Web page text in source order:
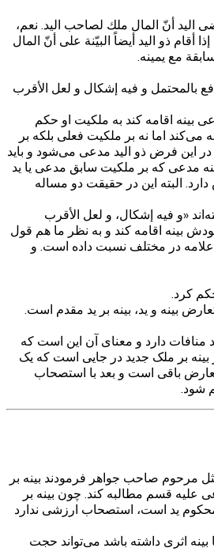
اليد أنّ المال ملك لصاحب اليد. نعم،
ذو اليد أيضاً البيّنة على أنّ المال
مع يمينه.
بالمحتمل‌ و فيه إشكال و لعل الأقرب
اقامه کند به ملکیت او حکم
اما نه بر ملکیت فعلی بلکه بر
فرض ذو الید مدعی می‌شود و باید
مدعی که بر ملکیت سابق مدعی یا ید
البته این در حقیقت دو مساله
«و فيه إشكال، و لعل الأقرب
بینه اقامه کند و به نظر ما هم قول
در مختلف نسبت داده است. و
کرد.
بینه و ید، بینه بر ید مقدم است.
منافات دارد و معنای آن این است که
بینه بر ملک جدید در جایی است که یک
باقی است و بعد با استصحاب
شود.
مرحوم صاحب جواهر فرمودند بینه بر
علیه قسم مطالبه کند. چون بینه بر
ید است، استصحاب ارزشی ندارد
اثری داشته باشد می‌تواند حجت